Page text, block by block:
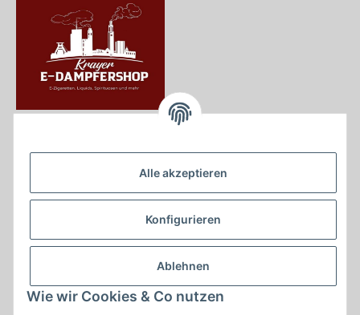
Alle akzeptieren
Konfigurieren
Ablehnen
Wie wir Cookies & Co nutzen
Krayerstraße 249
Tel.:0201555402
info@krayer-edampfer-shop.de
Gesetzliche Informationen
Informationen